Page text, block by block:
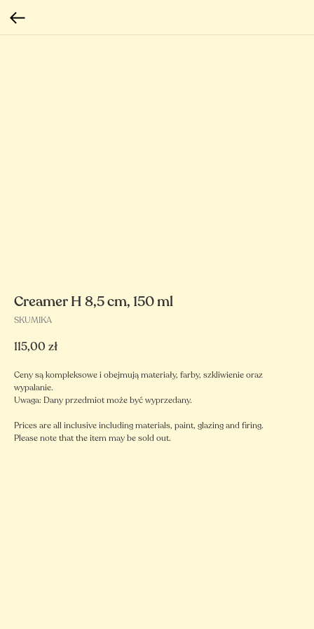
Creamer H 8,5 cm, 150 ml
SKUMIKA
115,00 zł
Ceny są kompleksowe i obejmują materiały, farby, szkliwienie oraz
wypalanie.
Uwaga: Dany przedmiot może być wyprzedany.
Prices are all inclusive including materials, paint, glazing and firing.
Please note that the item may be sold out.